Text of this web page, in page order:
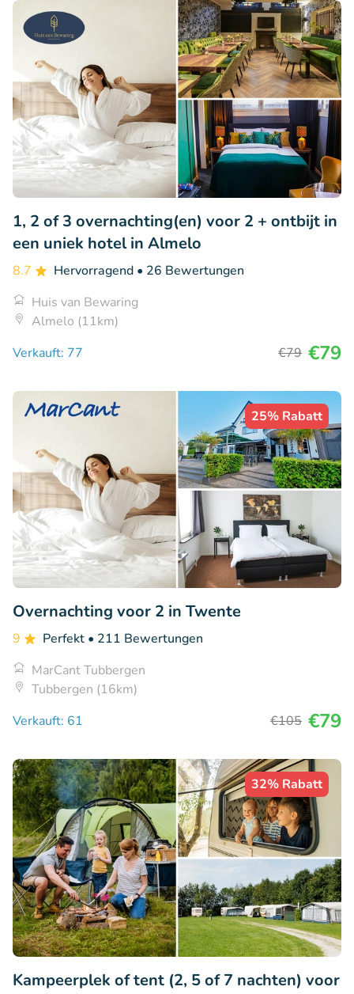
1, 2 of 3 overnachting(en) voor 2 + ontbijt in
een uniek hotel in Almelo
8.7 Hervorragend • 26 Bewertungen
Huis van Bewaring
Almelo (11km)
Verkauft: 77
€79 €79
25% Rabatt
Overnachting voor 2 in Twente
9 Perfekt • 211 Bewertungen
MarCant Tubbergen
Tubbergen (16km)
Verkauft: 61
€105 €79
32% Rabatt
Kampeerplek of tent (2, 5 of 7 nachten) voor